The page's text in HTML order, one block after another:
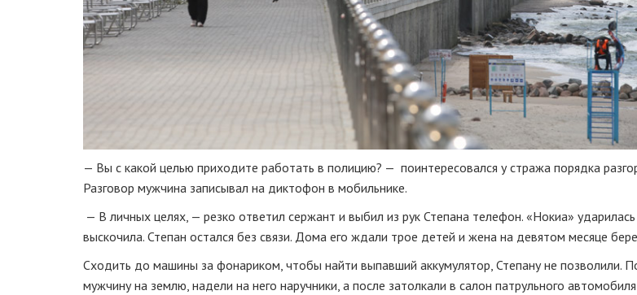
— Вы с какой целью приходите работать в полицию? — поинтересовался у стража порядка
Разговор мужчина записывал на диктофон в мобильнике.
— В личных целях, — резко ответил сержант и выбил из рук Степана телефон. «Нокиа»
выскочила. Степан остался без связи. Дома его ждали трое детей и жена на девятом месяце
Сходить до машины за фонариком, чтобы найти выпавший аккумулятор, Степану не позволили.
мужчину на землю, надели на него наручники, а после затолкали в салон патрульного